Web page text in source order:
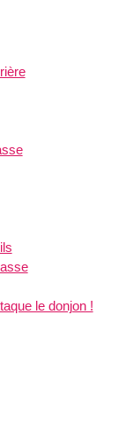
le donjon !